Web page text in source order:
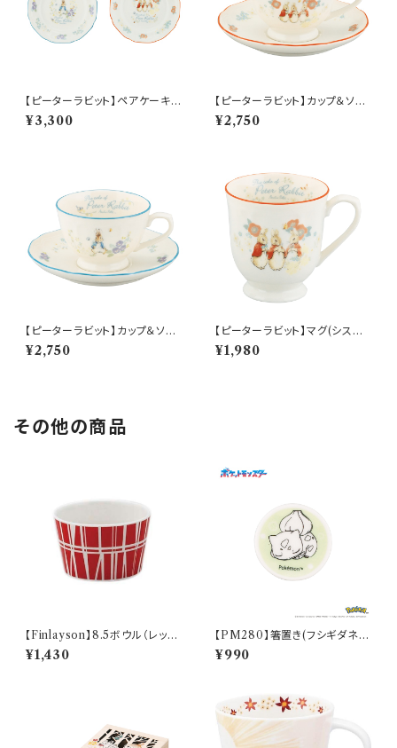
【ピーターラビット】ペアケーキプ
レートセット【PR650】 PR650-
153
¥3,300
【ピーターラビット】カップ＆ソー
サー(シスターズ)【PR650】 PR
652-28
¥2,750
【ピーターラビット】カップ＆ソー
サー(ピーター)【PR650】 PR6
51-28
¥2,750
【ピーターラビット】マグ(シスタ
ーズ)【PR650】 PR652-11
¥1,980
その他の商品
【Finlayson】8.5ボウル（レッ
ド）【コロナ】
¥1,430
【PM280】箸置き(フシギダネ)
【Daily Sketch】PM281-402
¥990